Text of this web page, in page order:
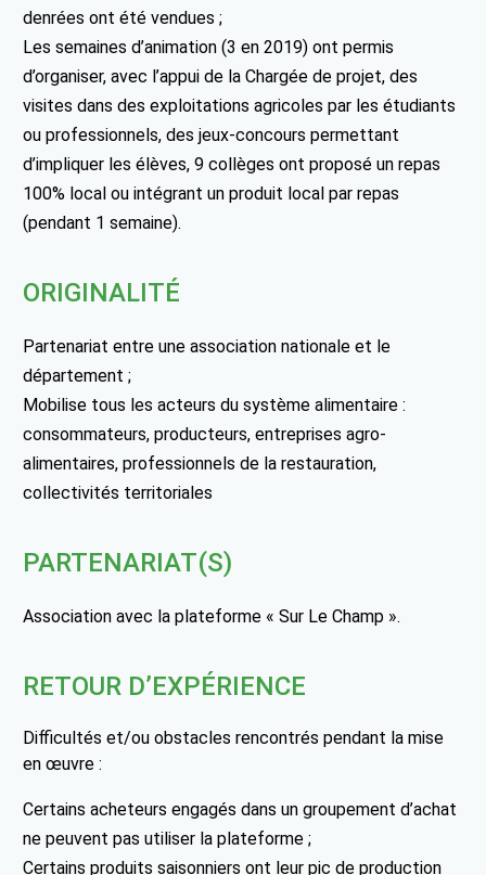
denrées ont été vendues ;
Les semaines d’animation (3 en 2019) ont permis
d’organiser, avec l’appui de la Chargée de projet, des
visites dans des exploitations agricoles par les étudiants
ou professionnels, des jeux-concours permettant
d’impliquer les élèves, 9 collèges ont proposé un repas
100% local ou intégrant un produit local par repas
(pendant 1 semaine).
ORIGINALITÉ
Partenariat entre une association nationale et le
département ;
Mobilise tous les acteurs du système alimentaire :
consommateurs, producteurs, entreprises agro-
alimentaires, professionnels de la restauration,
collectivités territoriales
PARTENARIAT(S)
Association avec la plateforme « Sur Le Champ ».
RETOUR D’EXPÉRIENCE
Difficultés et/ou obstacles rencontrés pendant la mise
en œuvre :
Certains acheteurs engagés dans un groupement d’achat
ne peuvent pas utiliser la plateforme ;
Certains produits saisonniers ont leur pic de production